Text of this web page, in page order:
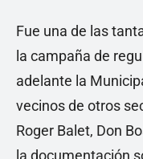
Fue una de las
la campaña de
adelante la
vecinos de otros
Roger Balet, Don
la documentación